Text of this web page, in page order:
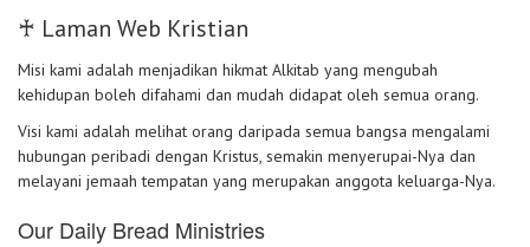
♰ Laman Web Kristian
Misi kami adalah menjadikan hikmat Alkitab yang mengubah
kehidupan boleh difahami dan mudah didapat oleh semua orang.
Visi kami adalah melihat orang daripada semua bangsa mengalami
hubungan peribadi dengan Kristus, semakin menyerupai-Nya dan
melayani jemaah tempatan yang merupakan anggota keluarga-Nya.
Our Daily Bread Ministries